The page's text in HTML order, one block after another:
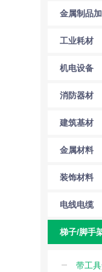
金属制品
工业耗材
机电设备
消防器材
建筑基材
金属材料
装饰材料
电线电缆
梯子/脚手
带工